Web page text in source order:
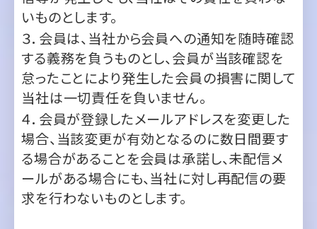
怠ったことにより発生した会員の損害に関して
当社は一切責任を負いません。
４．会員が登録したメールアドレスを変更した
場合、当該変更が有効となるのに数日間要す
る場合があることを会員は承諾し、未配信メ
ールがある場合にも、当社に対し再配信の要
求を行わないものとします。
第５章 利用者の責務
第１０条 禁止事項